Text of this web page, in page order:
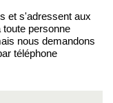
et s'adressent aux
personne
nous demandons
téléphone